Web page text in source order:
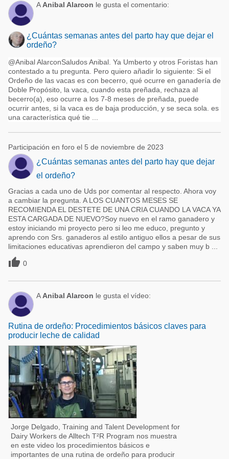
A Anibal Alarcon le gusta el comentario:
¿Cuántas semanas antes del parto hay que dejar el
ordeño?
@Anibal AlarconSaludos Anibal. Ya Umberto y otros Foristas han
contestado a tu pregunta. Pero quiero añadir lo siguiente: Si el
Ordeño de las vacas es con becerro, qué ocurre en ganadería de
Doble Propósito, la vaca, cuando esta preñada, rechaza al
becerro(a), eso ocurre a los 7-8 meses de preñada, puede
ocurrir antes, si la vaca es de baja producción, y se seca sola. es
una característica qué tie ...
Participación en foro el 5 de noviembre de 2023
¿Cuántas semanas antes del parto hay que dejar
el ordeño?
Gracias a cada uno de Uds por comentar al respecto. Ahora voy
a cambiar la pregunta. A LOS CUANTOS MESES SE
RECOMIENDA EL DESTETE DE UNA CRIA CUANDO LA VACA YA
ESTA CARGADA DE NUEVO?Soy nuevo en el ramo ganadero y
estoy iniciando mi proyecto pero si leo me educo, pregunto y
aprendo con Srs. ganaderos al estilo antiguo ellos a pesar de sus
limitaciones educativas aprendieron del campo y saben muy b ...
 0
A Anibal Alarcon le gusta el vídeo:
Rutina de ordeño: Procedimientos básicos claves para
producir leche de calidad
Jorge Delgado, Training and Talent Development for
Dairy Workers de Alltech T²R Program nos muestra
en este video los procedimientos básicos e
importantes de una rutina de ordeño para producir